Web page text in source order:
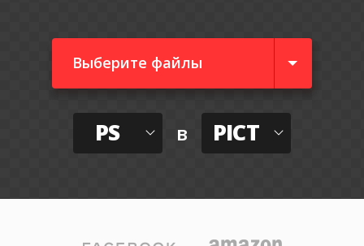
Выберите файлы
PS в PICT